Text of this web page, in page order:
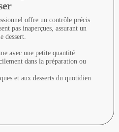
offre un contrôle précis
pas inaperçues, assurant un
dessert.
avec une petite quantité
dans la préparation ou
et aux desserts du quotidien